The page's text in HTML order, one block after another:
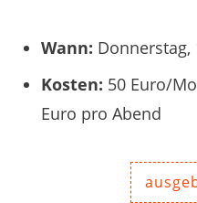
Wann: Donnerstag,
Kosten: 50 Euro/
Euro pro Abend